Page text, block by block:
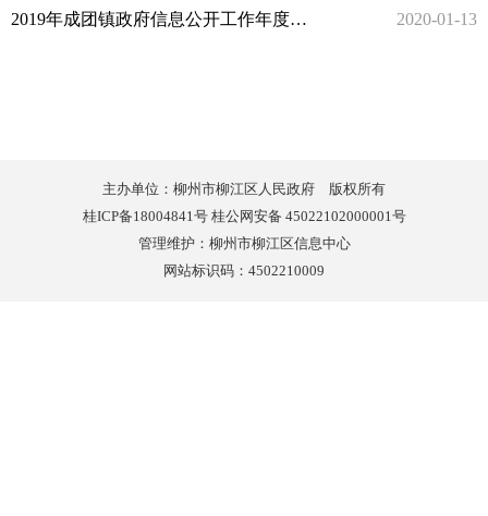
2019年成团镇政府信息公开工作年度报告 2020-01-13
主办单位：柳州市柳江区人民政府 版权所有
桂ICP备18004841号 桂公网安备 45022102000001号
管理维护：柳州市柳江区信息中心
网站标识码：4502210009